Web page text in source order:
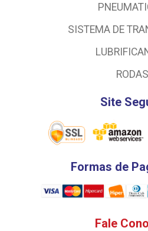
SISTEMA DE
RODAS
Site
Formas de
Fale